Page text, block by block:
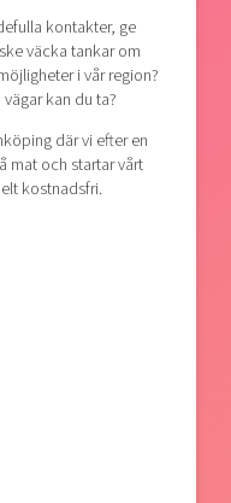
kontakter, ge
väcka tankar om
i vår region?
kan du ta?
där vi efter en
mat och startar vårt
kostnadsfri.